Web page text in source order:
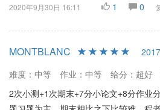
2020年9月30日 16:11 1 0
MONTBLANC
难度：中等
作业：中等 给分：超好
2次小测+1次期末+7分小论文+8分作业